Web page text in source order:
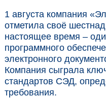
1 августа компания
отметила своё
настоящее время –
программного
электронного
Компания сыграла
стандартов СЭД,
требования.